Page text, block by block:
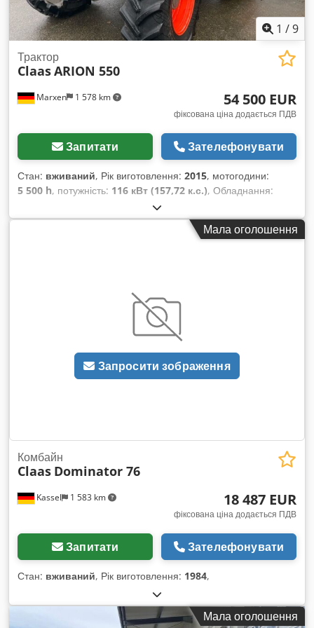
1 /9
Marxen 1 578 km
Трактор
ClaasARION 550
54 500 EUR
фіксована ціна додається ПДВ
Запитати Зателефонувати
Стан: вживаний, Рік виготовлення: 2015, мотогодини:
5 500 h, потужність: 116 кВт (157,72 к.с.), Обладнання:
гальмо зі стисненим повітрям
Мала оголошення
Запросити зображення
Kassel 1 583 km
Комбайн
Claas Dominator 76
18 487 EUR
фіксована ціна додається ПДВ
Запитати Зателефонувати
Стан: вживаний, Рік виготовлення: 1984,
Мала оголошення